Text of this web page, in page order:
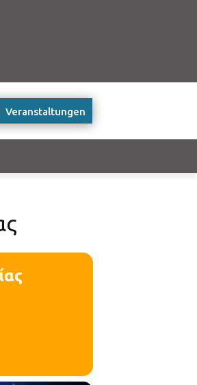
Veranstaltungen